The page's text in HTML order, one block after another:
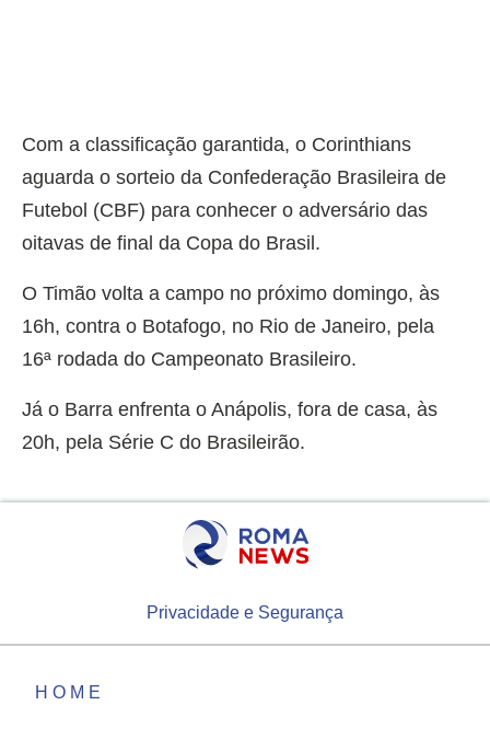
Com a classificação garantida, o Corinthians
aguarda o sorteio da Confederação Brasileira de
Futebol (CBF) para conhecer o adversário das
oitavas de final da Copa do Brasil.
O Timão volta a campo no próximo domingo, às
16h, contra o Botafogo, no Rio de Janeiro, pela
16ª rodada do Campeonato Brasileiro.
Já o Barra enfrenta o Anápolis, fora de casa, às
20h, pela Série C do Brasileirão.
Privacidade e Segurança
HOME